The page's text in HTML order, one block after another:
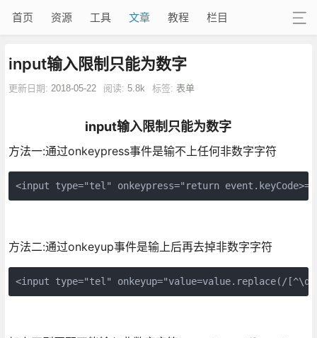
首页 资源 工具 文章 教程 栏目
input输入限制只能为数字
更新日期: 2018-05-22 阅读: 5.8k 标签: 表单
input输入限制只能为数字
方法一:通过onkeypress事件是输不上任何非数字字符
<input type="tel" onkeypress="return
方法二:通过onkeyup事件是输上后再去掉非数字字符
<input type="tel" onkeyup="value=value.replace(/